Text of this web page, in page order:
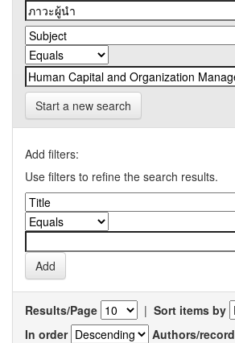
Start a new search
Add filters:
Use filters to refine the search results.
Results/Page | Sort items by
In order
Authors/record